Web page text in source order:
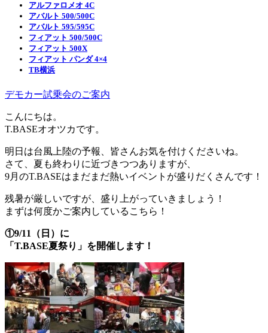
アルファロメオ 4C
アバルト 500/500C
アバルト 595/595C
フィアット 500/500C
フィアット 500X
フィアット パンダ 4×4
TB横浜
デモカー試乗会のご案内
こんにちは。
T.BASEオオツカです。
明日は台風上陸の予報、皆さんお気を付けくださいね。
さて、夏も終わりに近づきつつありますが、
9月のT.BASEはまだまだ熱いイベントが盛りだくさんです！
残暑が厳しいですが、盛り上がっていきましょう！
まずは何度かご案内しているこちら！
①9/11（日）に
「T.BASE夏祭り」を開催します！